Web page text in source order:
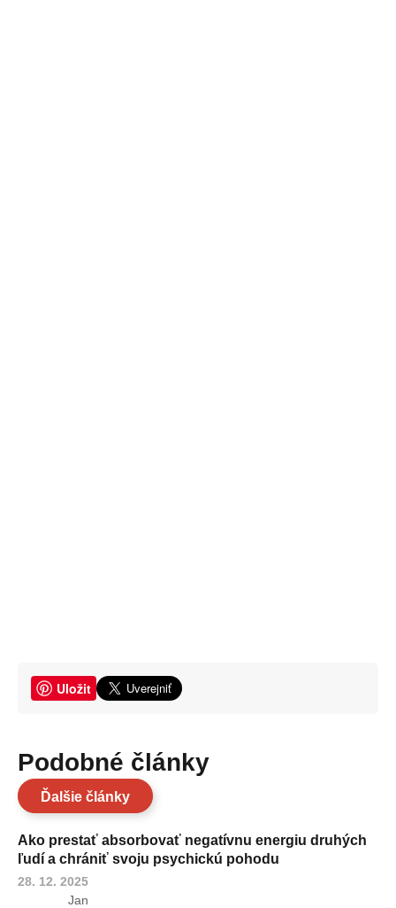
Uložit
Podobné články
Ďalšie články
Ako prestať absorbovať negatívnu energiu druhých
ľudí a chrániť svoju psychickú pohodu
28. 12. 2025
Jan